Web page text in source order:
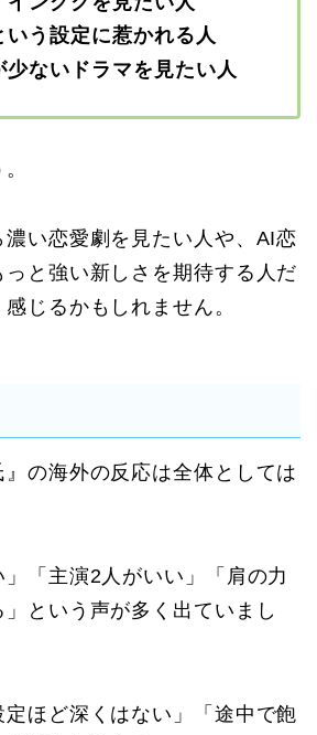
いう設定に惹かれる人
少ないドラマを見たい人
濃い恋愛劇を見たい人や、AI恋
と強い新しさを期待する人だ
じるかもしれません。
』の海外の反応は全体としては
」「主演2人がいい」「肩の力
という声が多く出ていまし
ほど深くはない」「途中で飽